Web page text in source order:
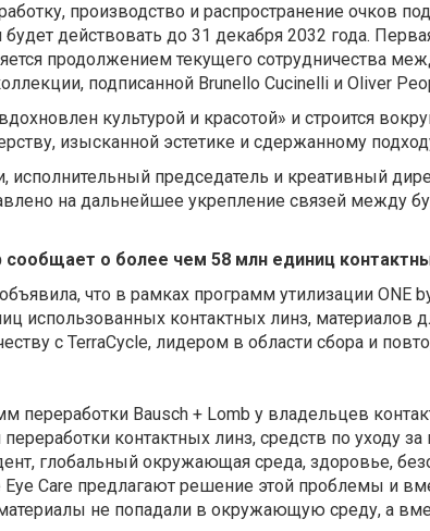
производство и распространение очков
будет действовать до 31 декабря 2032 года.
продолжением текущего сотрудничества
подписанной Brunello Cucinelli и Oliver
культурой и красотой» и строится
изысканной эстетике и сдержанному
исполнительный председатель и креативный
на дальнейшее укрепление связей между
сообщает о более чем 58 млн единиц
что в рамках программ утилизации
использованных контактных линз,
с TerraCycle, лидером в области сбора и
переработки Bausch + Lomb у владельцев
контактных линз, средств по уходу
глобальный окружающая среда, здоровье,
Eye Care предлагают решение этой проблемы и
не попадали в окружающую среду, а